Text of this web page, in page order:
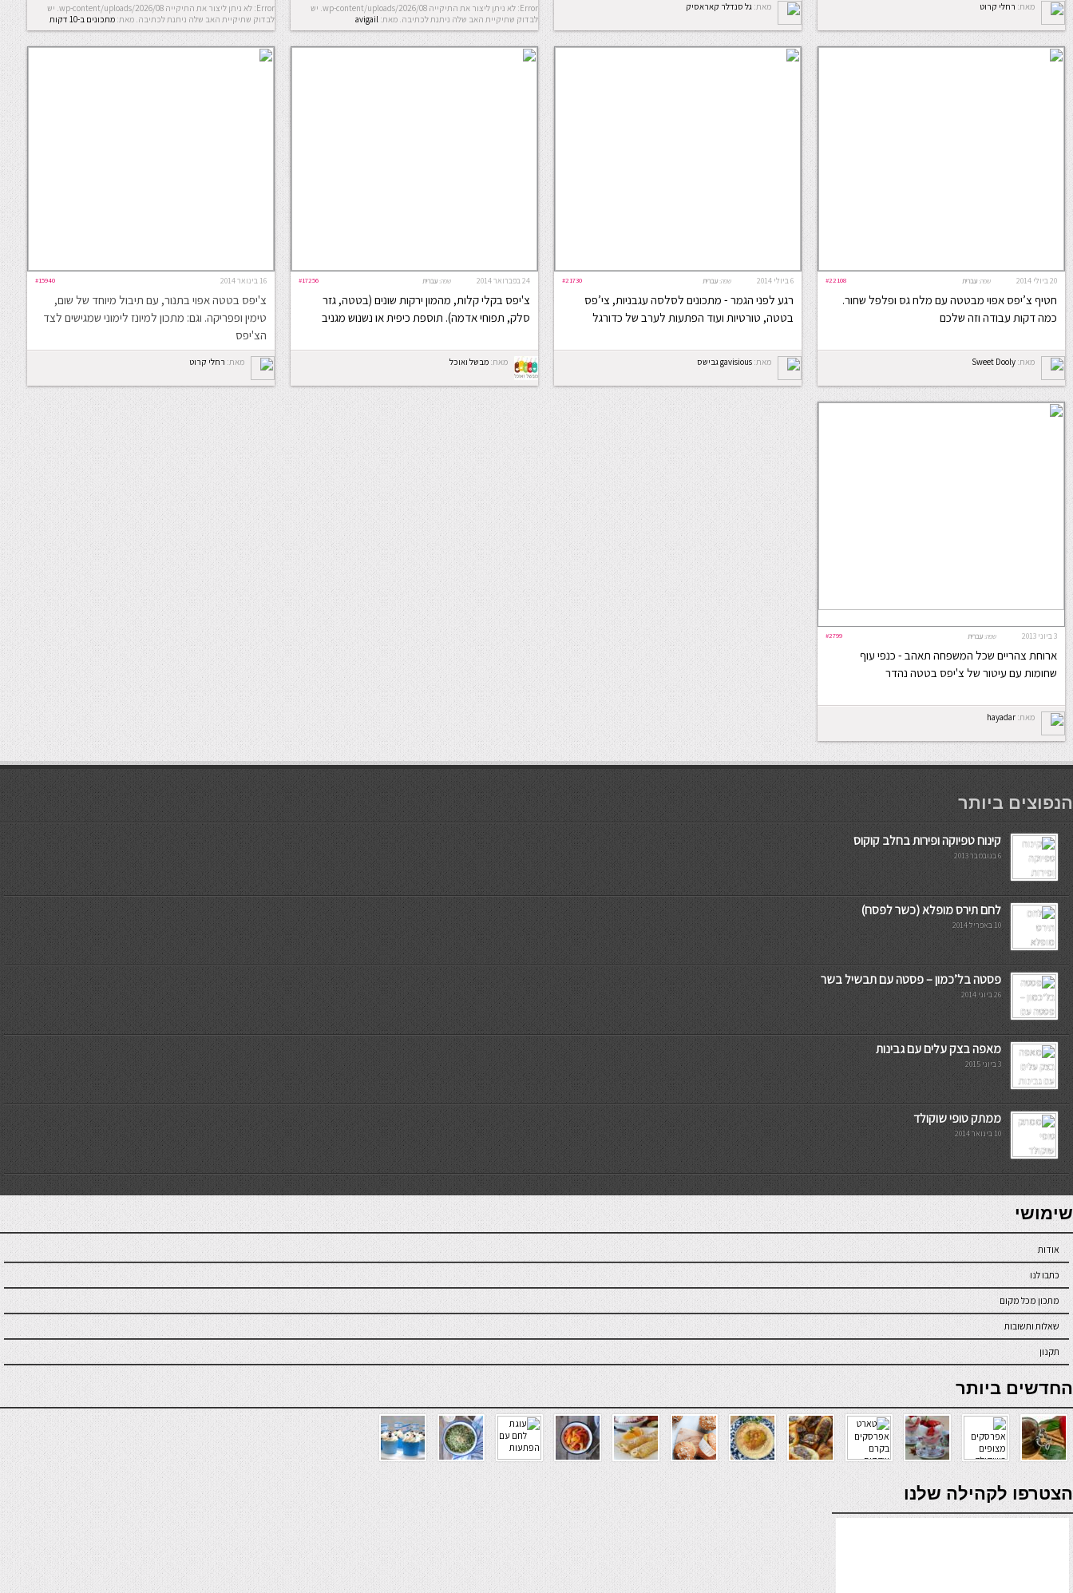
מאת: רחלי קרוט מאת: גל סנדלר קאראסיק
Error: לא ניתן ליצור את התיקייה wp-content/uploads/2026/08. יש
לבדוק שתיקיית האב שלה ניתנת לכתיבה. מאת: avigail
Error: לא ניתן ליצור את התיקייה wp-content/uploads/2026/08. יש
לבדוק שתיקיית האב שלה ניתנת לכתיבה. מאת: מתכונים ב-10 דקות
20 ביולי 2014 #22108 שפה: עברית
חטיף צ’יפס אפוי מבטטה עם מלח גס ופלפל שחור.
כמה דקות עבודה וזה שלכם
מאת: Sweet Dooly
6 ביולי 2014 #21730 שפה: עברית
רגע לפני הגמר - מתכונים לסלסה עגבניות, צי’פס
בטטה, טורטיות ועוד הפתעות לערב של כדורגל
מאת: gavisious גבישס
24 בפברואר 2014 #17256 שפה: עברית
צ'יפס בקלי קלות, מהמון ירקות שונים (בטטה, גזר
סלק, תפוחי אדמה). תוספת כיפית או נשנוש מגניב
מאת: מבשל ואוכל
16 בינואר 2014 #15940
צ'יפס בטטה אפוי בתנור, עם תיבול מיוחד של שום,
טימין ופפריקה. וגם: מתכון למיונז לימוני שמגישים לצד
הצ'יפס
מאת: רחלי קרוט
3 ביוני 2013 #2799 שפה: עברית
ארוחת צהריים שכל המשפחה תאהב - כנפי עוף
שחומות עם עיטור של צ'יפס בטטה נהדר
מאת: hayadar
мостбет кг
הנפוצים ביותר
קינוח טפיוקה ופירות בחלב קוקוס
6 בנובמבר 2013
לחם תירס מופלא (כשר לפסח)
10 באפריל 2014
פסטה בל’כמון – פסטה עם תבשיל בשר
26 ביוני 2014
מאפה בצק עלים עם גבינות
3 ביוני 2015
ממתק טופי שוקולד
10 בינואר 2014
7slots
seriöse online casinos österreich
שימושי
אודות
כתבו לנו
מתכון מכל מקום
שאלות ותשובות
תקנון
online casino
החדשים ביותר
verde casino
הצטרפו לקהילה שלנו